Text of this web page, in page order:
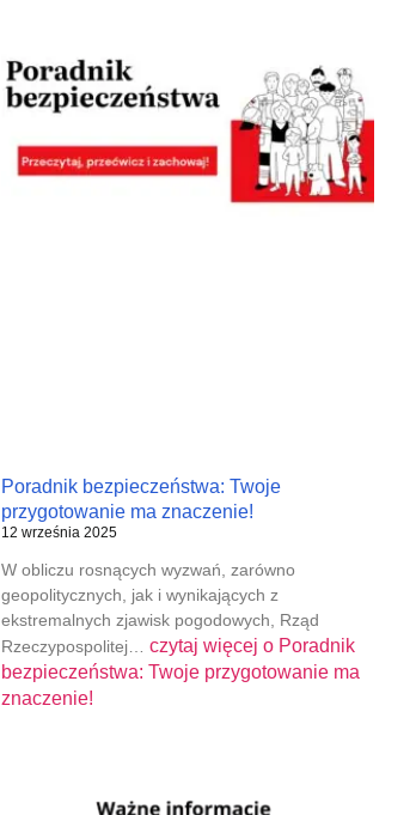
Poradnik bezpieczeństwa: Twoje
przygotowanie ma znaczenie!
12 września 2025
W obliczu rosnących wyzwań, zarówno
geopolitycznych, jak i wynikających z
ekstremalnych zjawisk pogodowych, Rząd
Rzeczypospolitej… czytaj więcej oPoradnik
bezpieczeństwa: Twoje przygotowanie ma
znaczenie!